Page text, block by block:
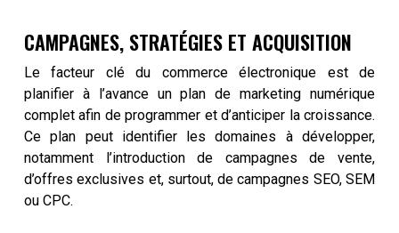
CAMPAGNES, STRATÉGIES ET ACQUISITION
Le facteur clé du commerce électronique est de
planifier à l’avance un plan de marketing numérique
complet afin de programmer et d’anticiper la croissance.
Ce plan peut identifier les domaines à développer,
notamment l’introduction de campagnes de vente,
d’offres exclusives et, surtout, de campagnes SEO, SEM
ou CPC.